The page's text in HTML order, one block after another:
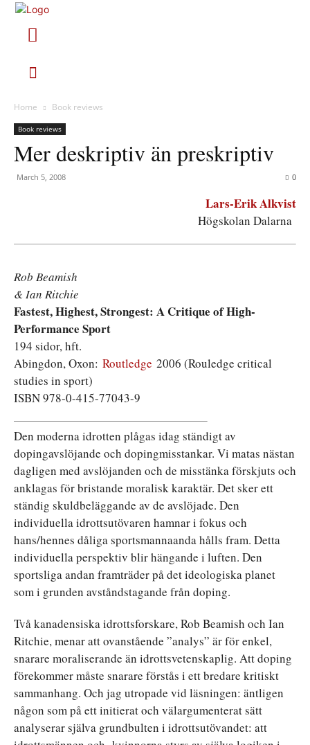
Home Book reviews
Book reviews
Mer deskriptiv än preskriptiv
March 5, 2008 0
Lars-Erik Alkvist
Högskolan Dalarna
Rob Beamish
& Ian Ritchie
Fastest, Highest, Strongest: A Critique of High-
Performance Sport
194 sidor, hft.
Abingdon, Oxon: Routledge 2006 (Rouledge critical
studies in sport)
ISBN 978-0-415-77043-9
Den moderna idrotten plågas idag ständigt av
dopingavslöjande och dopingmisstankar. Vi matas nästan
dagligen med avslöjanden och de misstänka förskjuts och
anklagas för bristande moralisk karaktär. Det sker ett
ständig skuldbeläggande av de avslöjade. Den
individuella idrottsutövaren hamnar i fokus och
hans/hennes dåliga sportsmannaanda hålls fram. Detta
individuella perspektiv blir hängande i luften. Den
sportsliga andan framträder på det ideologiska planet
som i grunden avståndstagande från doping.
Två kanadensiska idrottsforskare, Rob Beamish och Ian
Ritchie, menar att ovanstående ”analys” är för enkel,
snarare moraliserande än idrottsvetenskaplig. Att doping
förekommer måste snarare förstås i ett bredare kritiskt
sammanhang. Och jag utropade vid läsningen: äntligen
någon som på ett initierat och välargumenterat sätt
analyserar själva grundbulten i idrottsutövandet: att